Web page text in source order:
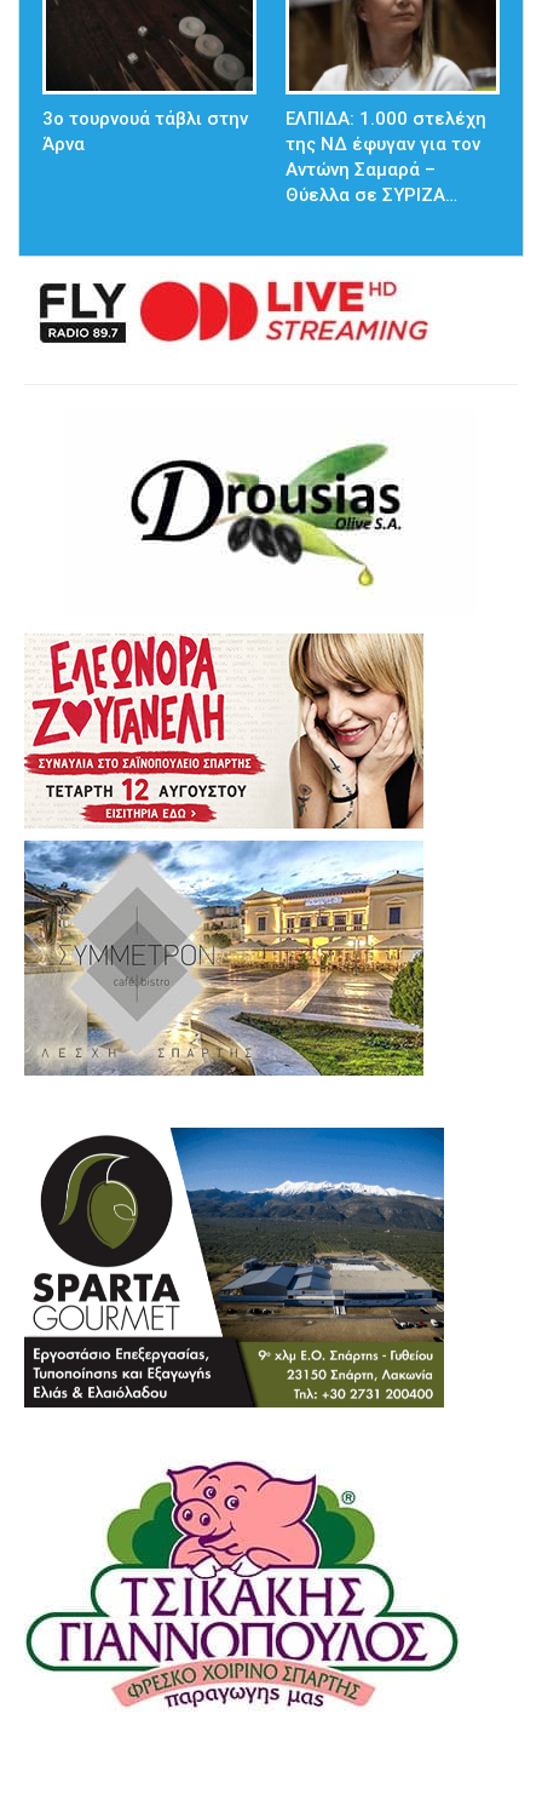
3ο τουρνουά τάβλι στην
Άρνα
ΕΛΠΙΔΑ: 1.000 στελέχη
της ΝΔ έφυγαν για τον
Αντώνη Σαμαρά –
Θύελλα σε ΣΥΡΙΖΑ…